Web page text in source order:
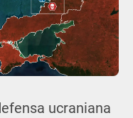
ucraniana